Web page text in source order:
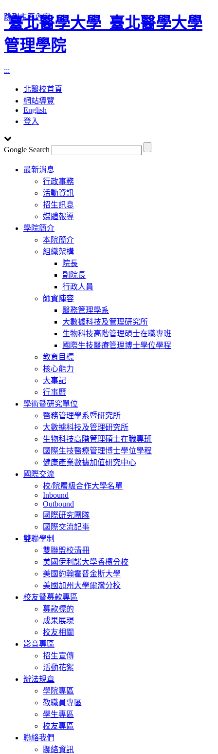
跳到主要內容
臺北醫學大學 臺北醫學大學
管理學院
:::
北醫校首頁
網站導覽
English
登入
Google Search
Toggle
navigation
最新消息
行政事務
活動資訊
招生訊息
媒體報導
學院簡介
本院簡介
組織架構
院長
副院長
行政人員
師資陣容
醫務管理學系
大數據科技及管理研究所
生物科技高階管理碩士在職專班
國際生技醫療管理博士學位學程
教育目標
核心能力
大事記
行事曆
學術暨研究單位
醫務管理學系暨研究所
大數據科技及管理研究所
生物科技高階管理碩士在職專班
國際生技醫療管理博士學位學程
健康產業數據加值研究中心
國際交流
校/院層級合作大學名單
Inbound
Outbound
國際研究團隊
國際交流記事
雙聯學制
雙聯盟校清冊
美國伊利諾大學香檳分校
美國約翰霍普金斯大學
美國加州大學爾灣分校
校友暨募款專區
募款標的
成果展現
校友相關
影音專區
招生宣傳
活動花絮
辦法規章
學院專區
教職員專區
學生專區
校友專區
聯絡我們
聯絡資訊